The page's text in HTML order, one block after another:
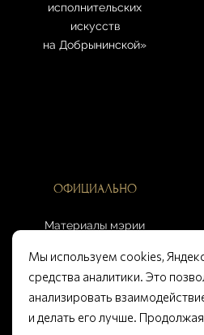
исполнительских
искусств
на Добрынинской»
ОФИЦИАЛЬНО
Материалы мэрии
Правила театра
Открытые данные
Памятка покупателю
Мы используем cookies,
средства аналитики. Это
анализировать
и делать его лучше.